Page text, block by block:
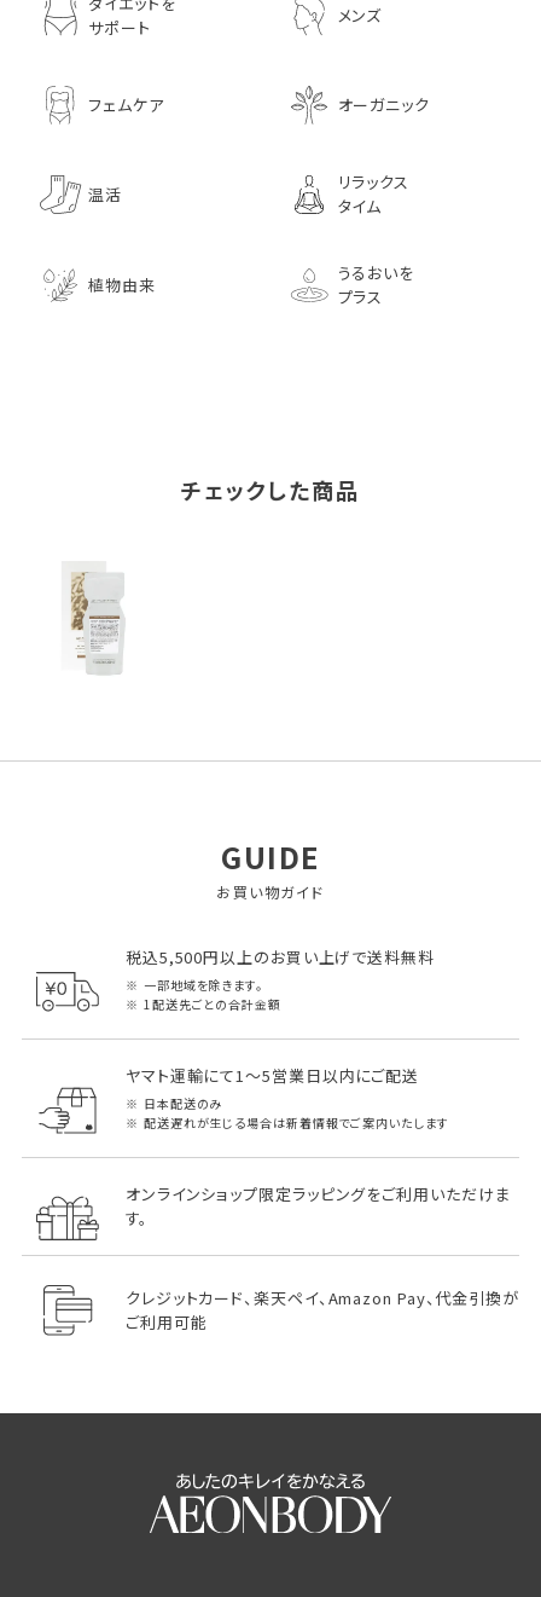
サポート
メンズ
フェムケア オーガニック
温活
リラックス
タイム
植物由来
うるおいを
プラス
チェックした商品
GUIDE
お買い物ガイド
税込5,500円以上のお買い上げで送料無料
一部地域を除きます。
1配送先ごとの合計金額
ヤマト運輸にて1～5営業日以内にご配送
日本配送のみ
配送遅れが生じる場合は新着情報でご案内いたします
オンラインショップ限定ラッピングをご利用いただけま
す。
クレジットカード、楽天ペイ、Amazon Pay、代金引換が
ご利用可能